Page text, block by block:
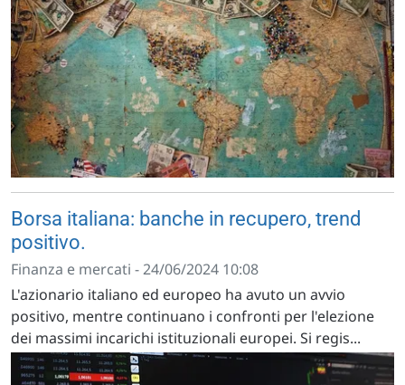
Borsa italiana: banche in recupero, trend
positivo.
Finanza e mercati - 24/06/2024 10:08
L'azionario italiano ed europeo ha avuto un avvio
positivo, mentre continuano i confronti per l'elezione
dei massimi incarichi istituzionali europei. Si regis...